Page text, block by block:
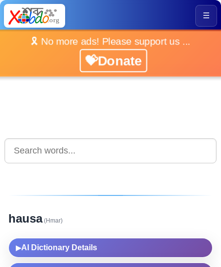
☰
🎗️ No more ads! Please support us ...
💝Donate
hausa(Hmar)
▶AI Dictionary Details